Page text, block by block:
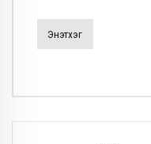
Энэтхэг